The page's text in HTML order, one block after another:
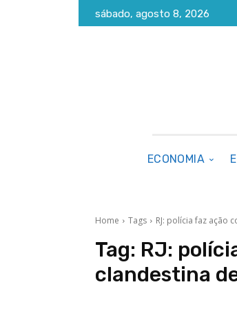
sábado, agosto 8, 2026
ECONOMIA
Home Tags RJ: polícia faz ação
Tag: RJ:
clandestina